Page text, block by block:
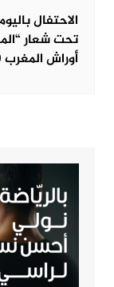
الاحتفال
تحت شعار
أوراش المغرب 2030”